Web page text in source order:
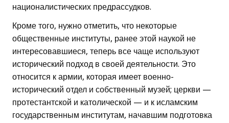
националистических предрассудков.
Кроме того, нужно отметить, что некоторые
общественные институты, ранее этой наукой не
интересовавшиеся, теперь все чаще используют
исторический подход в своей деятельности. Это
относится к армии, которая имеет военно-
исторический отдел и собственный музей; церкви —
протестантской и католической — и к исламским
государственным институтам, начавшим подготовка